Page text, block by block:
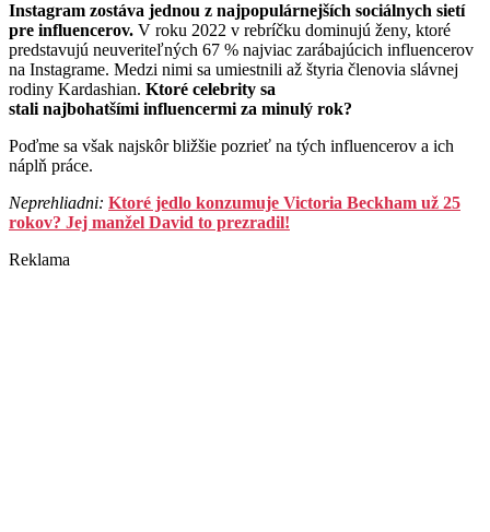
Instagram zostáva jednou z najpopulárnejších sociálnych sietí
pre influencerov. V roku 2022 v rebríčku dominujú ženy, ktoré
predstavujú neuveriteľných 67 % najviac zarábajúcich influencerov
na Instagrame. Medzi nimi sa umiestnili až štyria členovia slávnej
rodiny Kardashian. Ktoré celebrity sa
stali najbohatšími influencermi za minulý rok?
Poďme sa však najskôr bližšie pozrieť na tých influencerov a ich
náplň práce.
Neprehliadni: Ktoré jedlo konzumuje Victoria Beckham už 25
rokov? Jej manžel David to prezradil!
Reklama